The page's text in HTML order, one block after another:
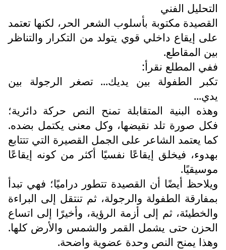
التحليل الفني
القصيدة مكتوبة بأسلوب الشعر الحر، لكنها تعتمد
على إيقاع داخلي قوي يتولد من التكرار والتناظر
بين المقاطع.
ففي المطلع نقرأ:
تكبر الطفولة بين يديك... تصغر الرجولة بين
يدي...
وهذه البنية المتقابلة تمنح النص حركة دائرية؛
فكل صورة تلد نقيضها، وكل معنى يكتمل بضده.
كما يعتمد الشاعر على الجمل القصيرة التي تتتابع
بهدوء، فيخلق إيقاعًا نفسيًا أكثر من كونه إيقاعًا
موسيقيًا.
ويلاحظ أيضًا أن القصيدة تتطور دراميًا؛ فهي تبدأ
بمفارقة الطفولة والرجولة، ثم تنتقل إلى البراءة
والخطيئة، ثم إلى أزمة الرؤية، وأخيرًا إلى اتساع
الحزن حتى يشمل القمر والشمس والأرض كلها.
وهذا يمنح النص وحدة عضوية واضحة.